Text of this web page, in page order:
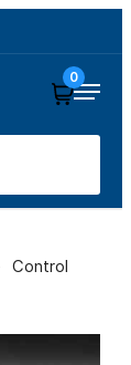
0
Control